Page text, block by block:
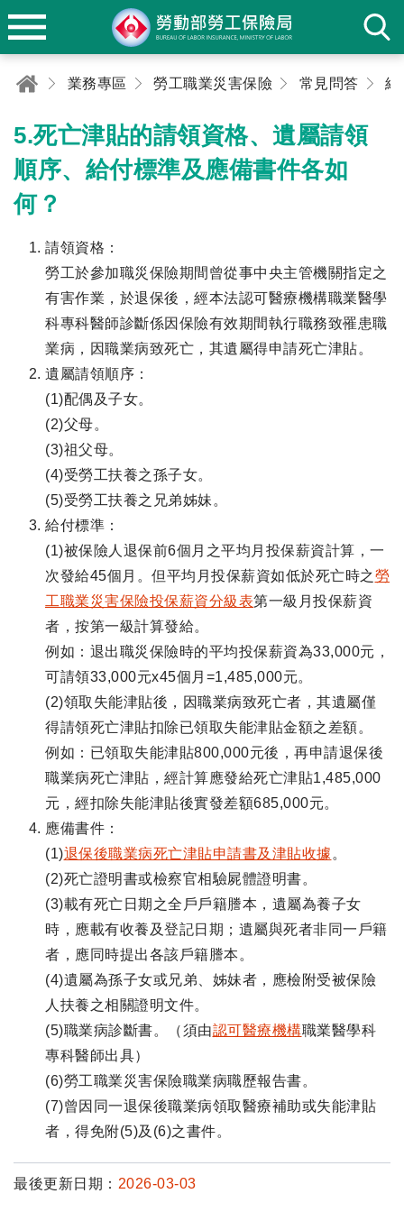
業務專區 勞工職業災害保險 常見問答 給
5.死亡津貼的請領資格、遺屬請領
順序、給付標準及應備書件各如
何？
請領資格：
勞工於參加職災保險期間曾從事中央主管機關指定之
有害作業，於退保後，經本法認可醫療機構職業醫學
科專科醫師診斷係因保險有效期間執行職務致罹患職
業病，因職業病致死亡，其遺屬得申請死亡津貼。
遺屬請領順序：
(1)配偶及子女。
(2)父母。
(3)祖父母。
(4)受勞工扶養之孫子女。
(5)受勞工扶養之兄弟姊妹。
給付標準：
(1)被保險人退保前6個月之平均月投保薪資計算，一
次發給45個月。但平均月投保薪資如低於死亡時之勞
工職業災害保險投保薪資分級表第一級月投保薪資
者，按第一級計算發給。
例如：退出職災保險時的平均投保薪資為33,000元，
可請領33,000元x45個月=1,485,000元。
(2)領取失能津貼後，因職業病致死亡者，其遺屬僅
得請領死亡津貼扣除已領取失能津貼金額之差額。
例如：已領取失能津貼800,000元後，再申請退保後
職業病死亡津貼，經計算應發給死亡津貼1,485,000
元，經扣除失能津貼後實發差額685,000元。
應備書件：
(1)退保後職業病死亡津貼申請書及津貼收據 。
(2)死亡證明書或檢察官相驗屍體證明書。
(3)載有死亡日期之全戶戶籍謄本，遺屬為養子女
時，應載有收養及登記日期；遺屬與死者非同一戶籍
者，應同時提出各該戶籍謄本。
(4)遺屬為孫子女或兄弟、姊妹者，應檢附受被保險
人扶養之相關證明文件。
(5)職業病診斷書。（須由認可醫療機構職業醫學科
專科醫師出具）
(6)勞工職業災害保險職業病職歷報告書。
(7)曾因同一退保後職業病領取醫療補助或失能津貼
者，得免附(5)及(6)之書件。
最後更新日期： 2026-03-03